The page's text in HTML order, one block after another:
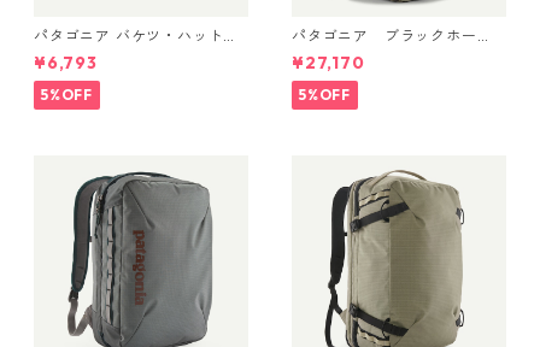
パタゴニア バケツ・ハット 3
3595 Text Logo: Birch Whit
e
¥6,793
5%OFF
パタゴニア ブラックホー
ル・ミニ・MLC 30L Weather
ed Stone 49266 日本正規品
¥27,170
5%OFF